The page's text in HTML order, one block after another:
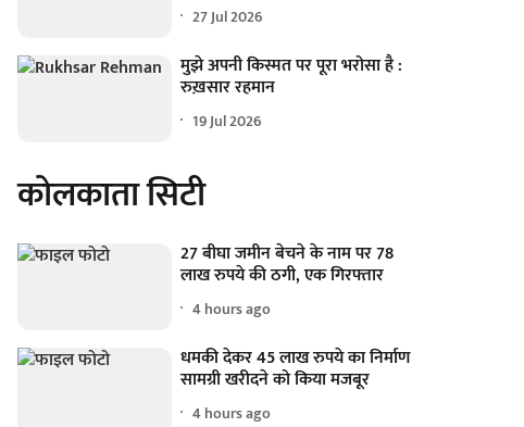
27 Jul 2026
मुझे अपनी किस्मत पर पूरा भरोसा है :
रुख़सार रहमान
19 Jul 2026
कोलकाता सिटी
27 बीघा जमीन बेचने के नाम पर 78
लाख रुपये की ठगी, एक गिरफ्तार
4 hours ago
धमकी देकर 45 लाख रुपये का निर्माण
सामग्री खरीदने को किया मजबूर
4 hours ago